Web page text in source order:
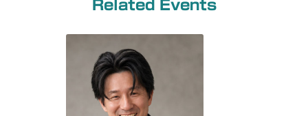
Related Events